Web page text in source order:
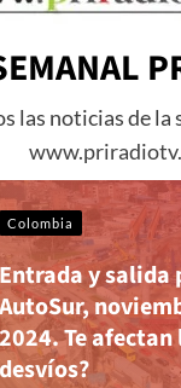
las noticias de
Colombia
Entrada y salida
AutoSur,
2024. Te afectan
desvíos?